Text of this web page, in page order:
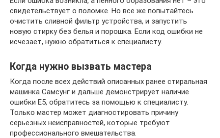
свидетельствует о поломке. Но все же попытайтесь
очистить сливной фильтр устройства, и запустить
новую стирку без белья и порошка. Если код ошибки не
исчезает, нужно обратиться к специалисту.
Когда нужно вызвать мастера
Когда после всех действий описанных ранее стиральная
машинка Самсунг и дальше демонстрирует наличие
ошибки Е5, обратитесь за помощью к специалисту.
Только мастер может диагностировать причину
серьезных неисправностей, которые требуют
профессионального вмешательства.